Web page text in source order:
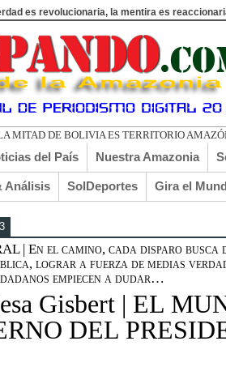
es revolucionaria, la mentira es
del País Nuestra Amazonia
Análisis SolDeportes Gira el
| En el camino, cada disparo
lograr a fuerza de medias
empiecen a dudar…
Gisbert | EL
DEL